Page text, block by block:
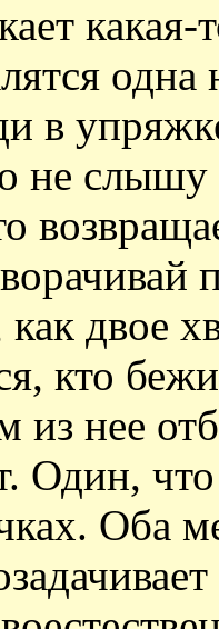
в
не
двое
кто
из нее
Один,
Оба